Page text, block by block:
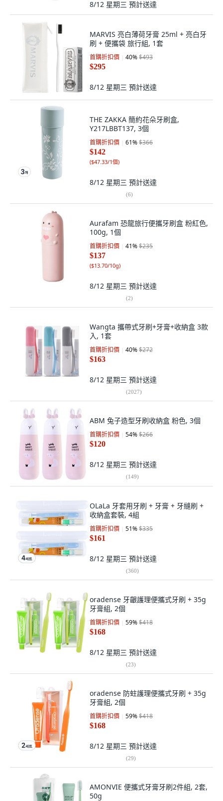
8/12 星期三 預計送達
MARVIS 亮白薄荷牙膏 25ml + 亮白牙
刷 + 便攜袋 旅行組, 1套
首購折扣價 40%$493
$295
8/12 星期三 預計送達
THE ZAKKA 簡約花朵牙刷盒,
Y217LBBT137, 3個
首購折扣價 61%$366
$142
($47.33/1個)
8/12 星期三 預計送達
(6)
Aurafam 恐龍旅行便攜牙刷盒 粉紅色,
100g, 1個
首購折扣價 41%$235
$137
($13.70/10g)
8/12 星期三 預計送達
(2)
Wangta 攜帶式牙刷+牙膏+收納盒 3款
入, 1套
首購折扣價 40%$272
$163
8/12 星期三 預計送達
(2027)
ABM 兔子造型牙刷收納盒 粉色, 3個
首購折扣價 54%$266
$120
8/12 星期三 預計送達
(149)
OLaLa 牙套用牙刷 + 牙膏 + 牙縫刷 +
收納盒套裝, 4組
首購折扣價 51%$335
$161
8/12 星期三 預計送達
(360)
oradense 牙齦護理便攜式牙刷 + 35g
牙膏組, 2個
首購折扣價 59%$418
$168
8/12 星期三 預計送達
(23)
oradense 防蛀護理便攜式牙刷 + 35g
牙膏組, 2個
首購折扣價 59%$418
$168
8/12 星期三 預計送達
(29)
AMONVIE 便攜式牙膏牙刷2件組, 2套,
50g